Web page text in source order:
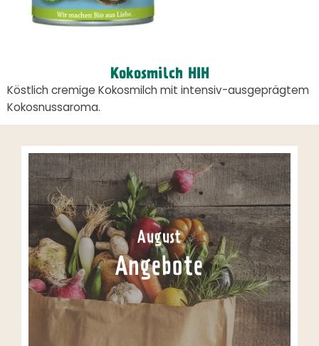
Kokosmilch HIH
Köstlich cremige Kokosmilch mit intensiv-ausgeprägtem
Kokosnussaroma.
August
Angebote